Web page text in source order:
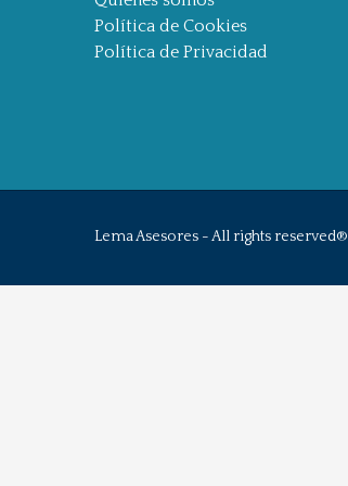
Política de Cookies
Política de Privacidad
Lema Asesores - All rights reserved®